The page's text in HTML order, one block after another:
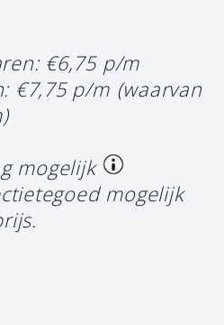
€6,75 p/m
€7,75 p/m (waarvan
mogelijk
mogelijk